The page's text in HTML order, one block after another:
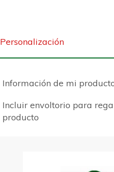
Personalización
Información de mi
Incluir envoltorio para
producto